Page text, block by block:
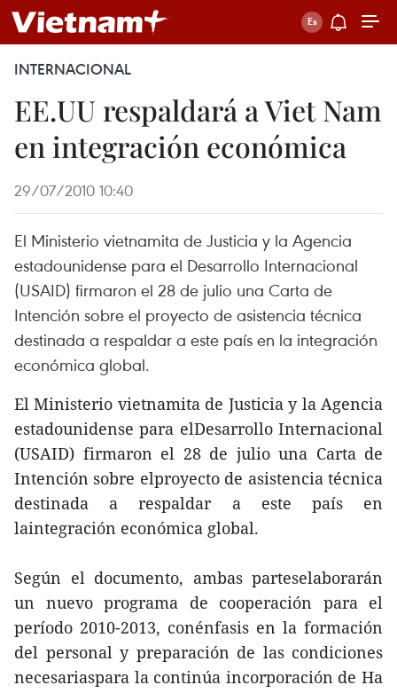
INTERNACIONAL
EE.UU respaldará a Viet Nam
en integración económica
29/07/2010 10:40
El Ministerio vietnamita de Justicia y la Agencia
estadounidense para el Desarrollo Internacional
(USAID) firmaron el 28 de julio una Carta de
Intención sobre el proyecto de asistencia técnica
destinada a respaldar a este país en la integración
económica global.
El Ministerio vietnamita de Justicia y la Agencia
estadounidense para elDesarrollo Internacional
(USAID) firmaron el 28 de julio una Carta de
Intención sobre elproyecto de asistencia técnica
destinada a respaldar a este país en
laintegración económica global.
Según el documento, ambas parteselaborarán
un nuevo programa de cooperación para el
período 2010-2013, conénfasis en la formación
del personal y preparación de las condiciones
necesariaspara la continúa incorporación de Ha